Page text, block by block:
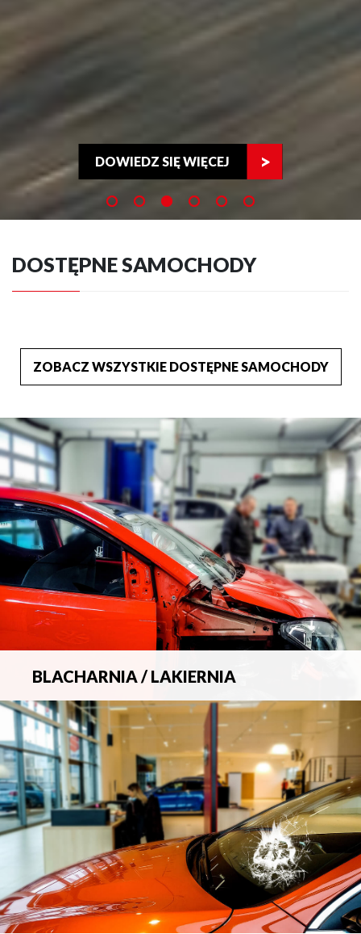
DOWIEDZ SIĘ WIĘCEJ
DOSTĘPNE SAMOCHODY
ZOBACZ WSZYSTKIE DOSTĘPNE SAMOCHODY
BLACHARNIA / LAKIERNIA
Kompleksowa obsługa wszelkich napraw
blacharsko-lakierniczych.